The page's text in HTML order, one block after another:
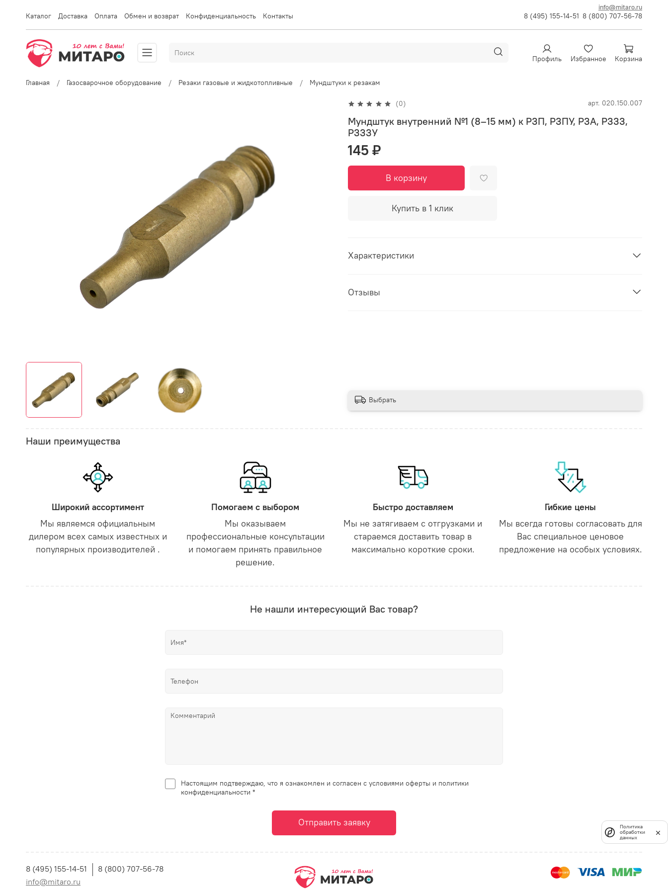
info@mitaro.ru
Каталог Доставка Оплата Обмен и возврат Конфиденциальность Контакты 8 (495) 155-14-51 8 (800) 707-56-78
Профиль Избранное Корзина
Главная Газосварочное оборудование Резаки газовые и жидкотопливные Мундштуки к резакам
(0) арт. 020.150.007
Мундштук внутренний №1 (8–15 мм) к Р3П, Р3ПУ, Р3А, Р333,
Р333У
145 ₽
В корзину
Купить в 1 клик
Характеристики
Отзывы
Выбрать
Наши преимущества
Широкий ассортимент
Мы являемся официальным
дилером всех самых известных и
популярных производителей .
Помогаем с выбором
Мы оказываем
профессиональные консультации
и помогаем принять правильное
решение.
Быстро доставляем
Мы не затягиваем с отгрузками и
стараемся доставить товар в
максимально короткие сроки.
Гибкие цены
Мы всегда готовы согласовать для
Вас специальное ценовое
предложение на особых условиях.
Не нашли интересующий Вас товар?
Настоящим подтверждаю, что я ознакомлен и согласен с условиями оферты и политики
конфиденциальности *
Отправить заявку
8 (495) 155-14-51
8 (800) 707-56-78
info@mitaro.ru
Политика
обработки
данных